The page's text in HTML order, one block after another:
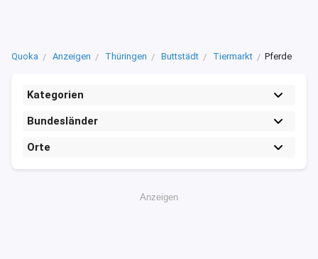
Quoka Anzeigen Thüringen Buttstädt Tiermarkt Pferde
Kategorien
Bundesländer
Orte
Anzeigen